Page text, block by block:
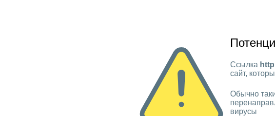
Ссылка
сайт,
Обычно
вирусы